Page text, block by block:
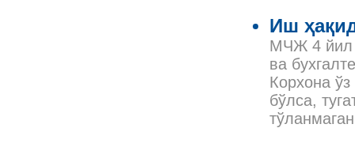
Иш
МЧЖ 4 йил
ва
Корхона
бўлса,